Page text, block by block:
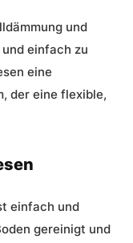
und
einfach zu
eine
der eine flexible,
einfach und
gereinigt und